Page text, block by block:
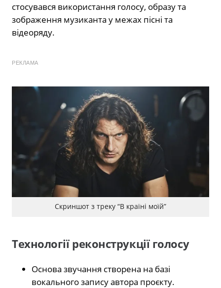
стосувався використання голосу, образу та
зображення музиканта у межах пісні та
відеоряду.
РЕКЛАМА
Скриншот з треку “В країні моїй”
Технології реконструкції голосу
Основа звучання створена на базі
вокального запису автора проєкту.